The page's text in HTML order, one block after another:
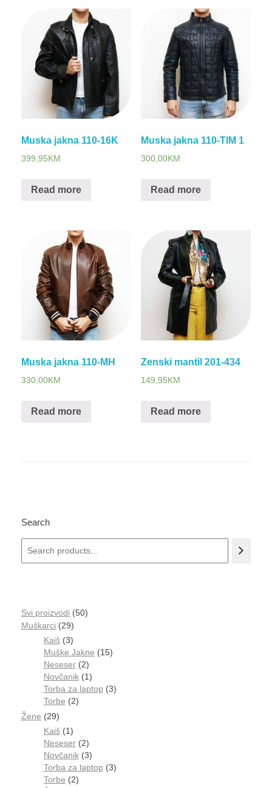
Muska jakna 110-16K
399,95 KM
Read more
Muska jakna 110-TIM 1
300,00KM
Read more
Muska jakna 110-MH
330,00KM
Read more
Zenski mantil 201-434
149,95 KM
Read more
Search
Svi proizvodi
50
Muškarci
29
Kaiš 3
Muške Jakne
15
Neseser 2
Novčanik 1
Torba za laptop
3
Torbe
2
Žene 29
Kaiš 1
Neseser 2
Novčanik 3
Torba za laptop
3
Torbe
2